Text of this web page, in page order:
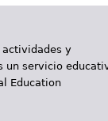
actividades y
un servicio
Education